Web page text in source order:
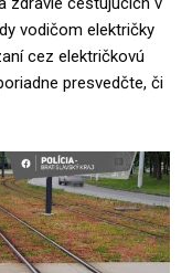
vodičom električky
cez električkovú
presvedčte, či